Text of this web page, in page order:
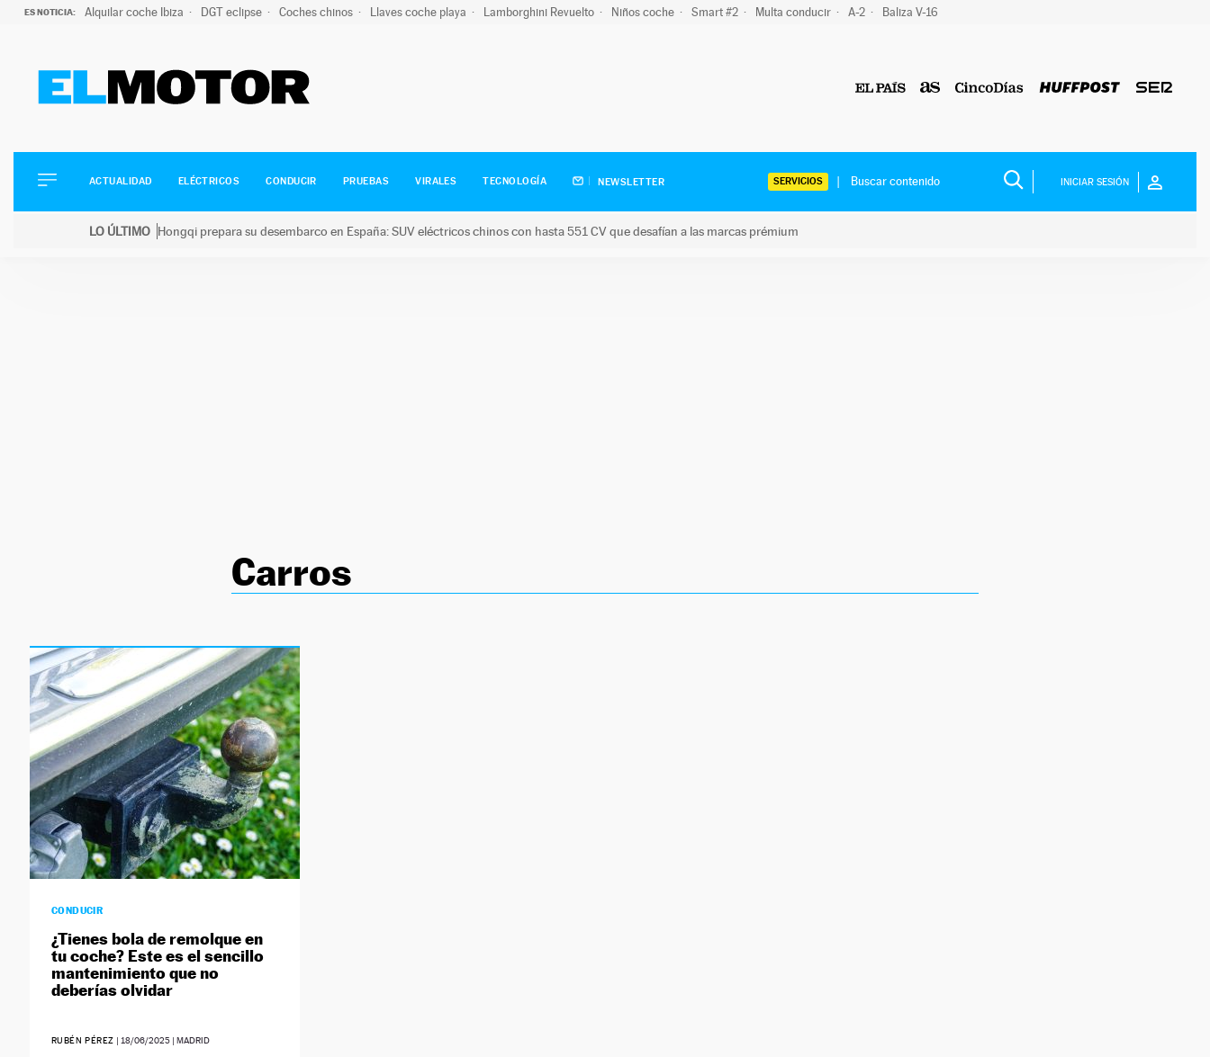
ES NOTICIA: Alquilar coche Ibiza DGT eclipse Coches chinos Llaves coche playa Lamborghini Revuelto Niños coche Smart #2 Multa conducir A-2 Baliza V-16
ELÉCTRICOS
CONDUCIR
ACTUALIDAD ELÉCTRICOS CONDUCIR PRUEBAS VIRALES TECNOLOGÍA NEWSLETTER SERVICIOS INICIAR SESIÓN
LO ÚLTIMO Hongqi prepara su desembarco en España: SUV eléctricos chinos con hasta 551 CV que desafían a las marcas prémium
Carros
CONDUCIR
¿Tienes bola de remolque en
tu coche? Este es el sencillo
mantenimiento que no
deberías olvidar
RUBÉN PÉREZ | 18/06/2025 | MADRID